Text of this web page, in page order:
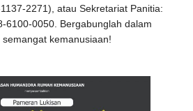
2271), atau Sekretariat Panitia:
6100-0050. Bergabunglah dalam
kemanusiaan!